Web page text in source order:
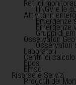
Reti di
l'INGV e le
Attività in
Emergenze
Emergenze
Gruppi di
Osservatori
Osservatori
Laboratori
Centri di calcolo
Epos
Emso
Risorse e Servizi
Prodotti del